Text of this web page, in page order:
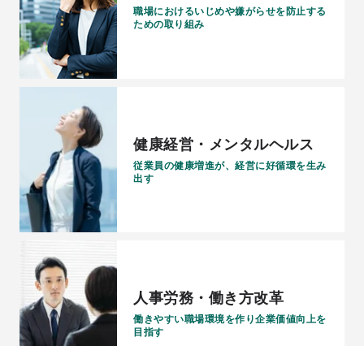
職場におけるいじめや嫌がらせを防止する
ための取り組み
健康経営・メンタルヘルス
従業員の健康増進が、経営に好循環を生み
出す
人事労務・働き方改革
働きやすい職場環境を作り企業価値向上を
目指す